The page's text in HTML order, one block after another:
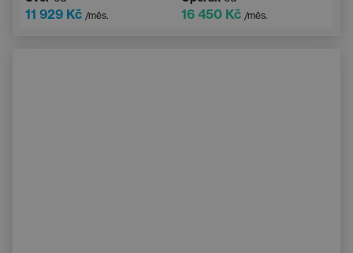
11 929 Kč /měs. 16 450 Kč /měs.